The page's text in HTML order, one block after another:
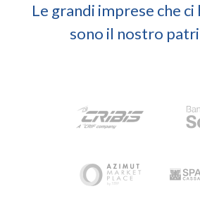
Le grandi imprese che
sono il nostro